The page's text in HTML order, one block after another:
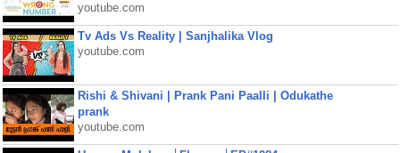
youtube.com
Tv Ads Vs Reality | Sanjhalika Vlog
youtube.com
Rishi & Shivani | Prank Pani Paalli | Odukathe
prank
youtube.com